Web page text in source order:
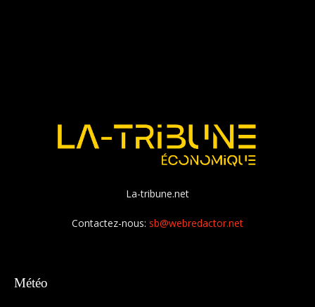
La-tribune.net
Contactez-nous: sb@webredactor.net
Météo